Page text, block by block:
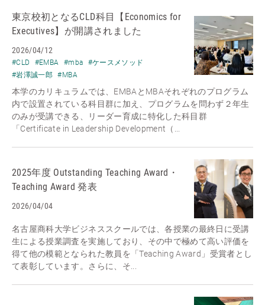
東京校初となるCLD科目【Economics for
Executives】が開講されました
2026/04/12
#CLD #EMBA #mba
#ケースメソッド
#岩澤誠一郎
#MBA
本学のカリキュラムでは、EMBAとMBAそれぞれのプログラム
内で設置されている科目群に加え、プログラムを問わず２年生
のみが受講できる、リーダー育成に特化した科目群
「Certificate in Leadership Development（...
2025年度 Outstanding Teaching Award・
Teaching Award 発表
2026/04/04
名古屋商科大学ビジネススクールでは、各授業の最終日に受講
生による授業調査を実施しており、その中で極めて高い評価を
得て他の模範となられた教員を「Teaching Award」受賞者とし
て表彰しています。さらに、そ...